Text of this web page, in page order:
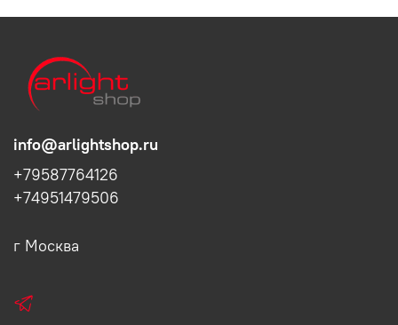
info@arlightshop.ru
+79587764126
+74951479506
г Москва